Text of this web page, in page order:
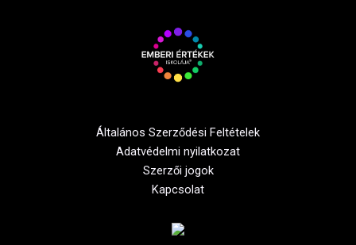
Általános Szerződési Feltételek
Adatvédelmi nyilatkozat
Szerzői jogok
Kapcsolat